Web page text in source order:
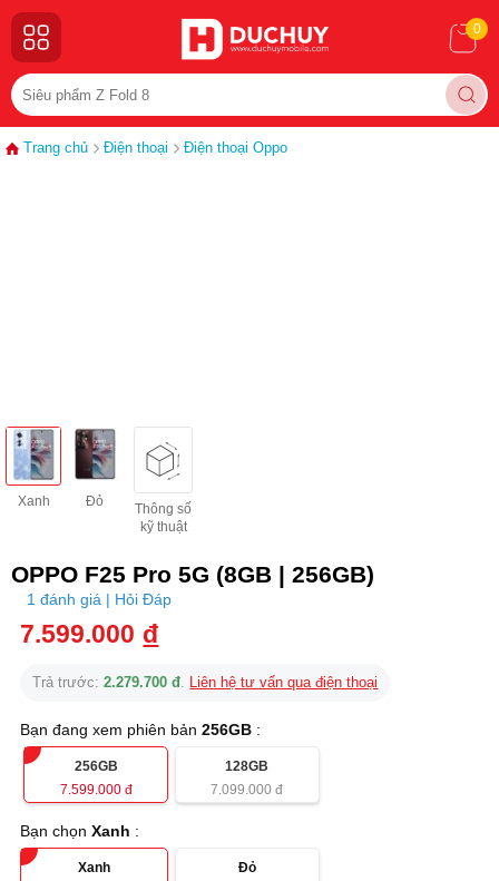
0
Trang chủ Điện thoại Điện thoại Oppo
Xanh Đỏ
Thông số
kỹ thuật
OPPO F25 Pro 5G (8GB | 256GB)
1 đánh giá | Hỏi Đáp
7.599.000 đ
Trả trước:2.279.700 đ. Liên hệ tư vấn qua điện thoại
Bạn đang xem phiên bản256GB :
256GB
7.599.000đ
128GB
7.099.000 đ
Bạn chọnXanh :
Xanh
Đỏ